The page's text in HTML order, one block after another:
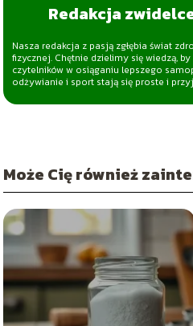
Redakcja
Nasza redakcja z pasją zgłębia świat
fizycznej. Chętnie dzielimy się wiedzą,
czytelników w osiąganiu lepszego
odżywianie i sport stają się proste i
Może Cię również